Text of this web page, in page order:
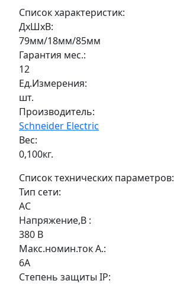
Список характеристик:
ДxШxВ:
79мм/18мм/85мм
Гарантия мес.:
12
Ед.Измерения:
шт.
Производитель:
Schneider Electric
Вес:
0,100кг.
Список технических параметров:
Тип сети:
AC
Напряжение,В :
380 В
Макс.номин.ток А.:
6A
Степень защиты IP: